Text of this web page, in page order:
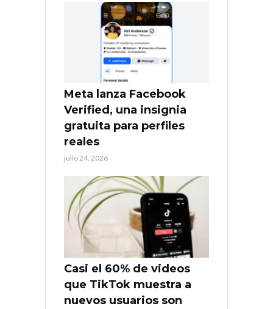
Meta lanza Facebook
Verified, una insignia
gratuita para perfiles
reales
julio 24, 2026
Casi el 60% de videos
que TikTok muestra a
nuevos usuarios son